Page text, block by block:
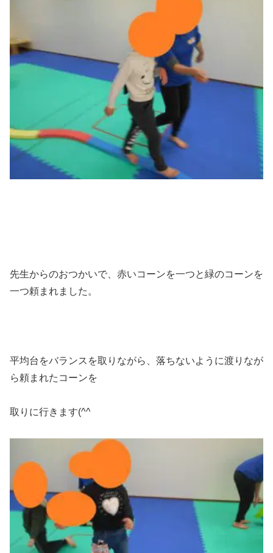
先生からのおつかいで、赤いコーンを一つと緑のコーンを
一つ頼まれました。
平均台をバランスを取りながら、落ちないように渡りなが
ら頼まれたコーンを
取りに行きます(^^ゞ